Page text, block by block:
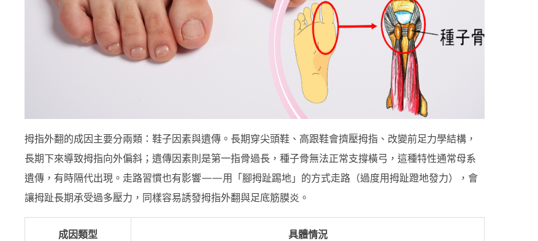
拇指外翻的成因主要分兩類：鞋子因素與遺傳。長期穿尖頭鞋、高跟鞋會擠壓拇指、改變前足力學結構，
長期下來導致拇指向外偏斜；遺傳因素則是第一指骨過長，種子骨無法正常支撐橫弓，這種特性通常母系
遺傳，有時隔代出現。走路習慣也有影響——用「腳拇趾踢地」的方式走路（過度用拇趾蹬地發力），會
讓拇趾長期承受過多壓力，同樣容易誘發拇指外翻與足底筋膜炎。
成因類型 具體情況